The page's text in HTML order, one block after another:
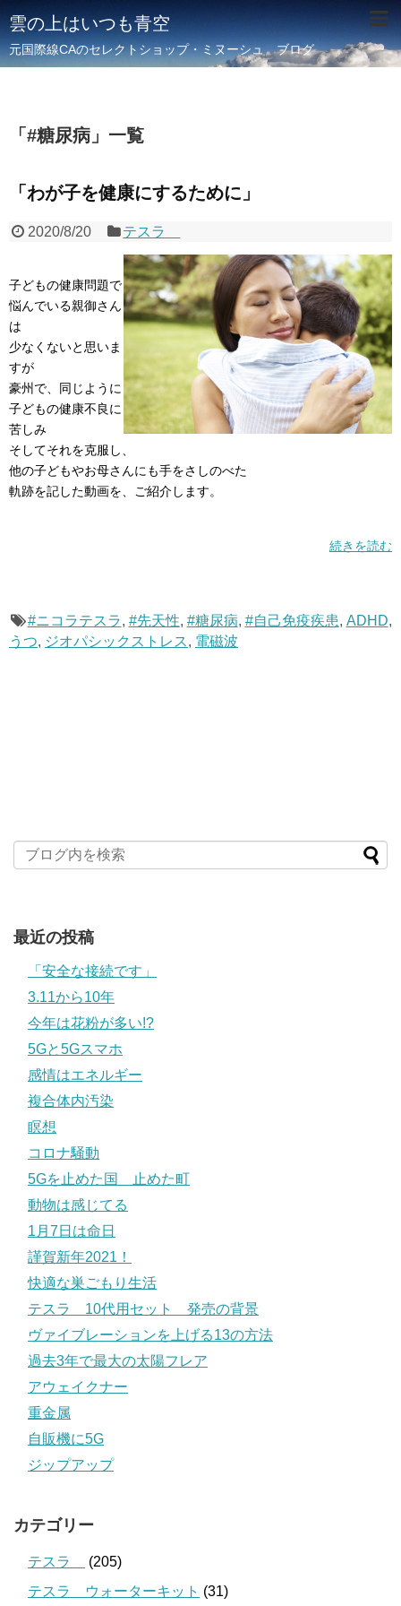
雲の上はいつも青空
元国際線CAのセレクトショップ・ミヌーシュ ブログ
「 #糖尿病 」 一覧
「わが子を健康にするために」
2020/8/20 テスラ
子どもの健康問題で
悩んでいる親御さん
は
少なくないと思いま
すが
豪州で、同じように
子どもの健康不良に
苦しみ
そしてそれを克服し、
他の子どもやお母さんにも手をさしのべた
軌跡を記した動画を、ご紹介します。
続きを読む
#ニコラテスラ, #先天性, #糖尿病, #自己免疫疾患, ADHD,
うつ, ジオパシックストレス, 電磁波
最近の投稿
「安全な接続です」
3.11から10年
今年は花粉が多い!?
5Gと5Gスマホ
感情はエネルギー
複合体内汚染
瞑想
コロナ騒動
5Gを止めた国 止めた町
動物は感じてる
1月7日は命日
謹賀新年2021！
快適な巣ごもり生活
テスラ 10代用セット 発売の背景
ヴァイブレーションを上げる13の方法
過去3年で最大の太陽フレア
アウェイクナー
重金属
自販機に5G
ジップアップ
カテゴリー
テスラ
(205)
テスラ ウォーターキット (31)